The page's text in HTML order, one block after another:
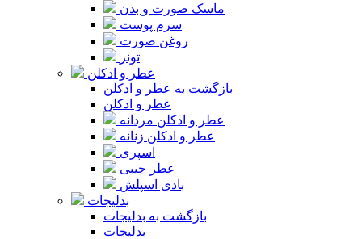
ماسک صورت و بدن
سرم پوست
روغن صورت
تونر
عطر و ادکلن
بازگشت به عطر و ادکلن
عطر و ادکلن
عطر و ادکلن مردانه
عطر و ادکلن زنانه
اسپری
عطر جیبی
بادی اسپلش
بدلیجات
بازگشت به بدلیجات
بدلیجات